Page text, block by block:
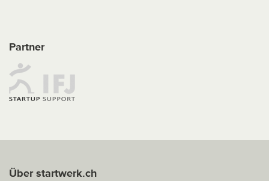
Partner
Über startwerk.ch